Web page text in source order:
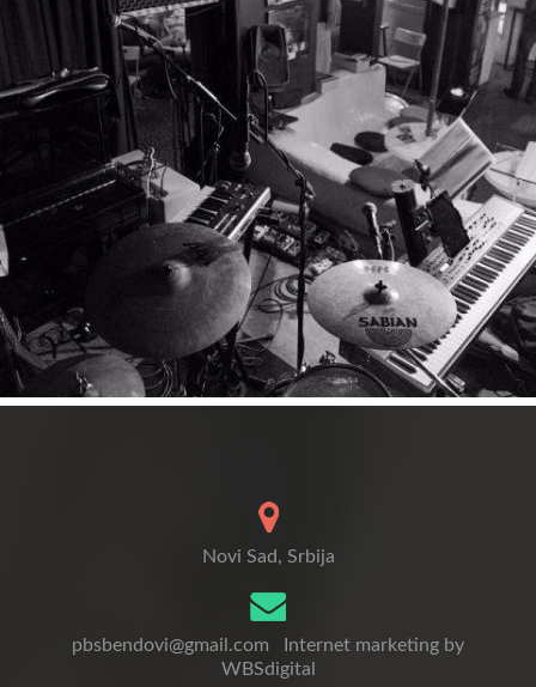
Novi Sad, Srbija
pbsbendovi@gmail.com
Internet marketing by
WBSdigital